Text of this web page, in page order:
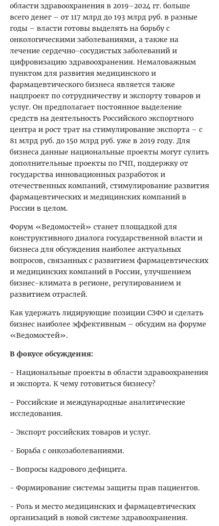
области здравоохранения в 2019–2024 гг. больше
всего денег – от 117 млрд до 193 млрд руб. в разные
годы – власти готовы выделять на борьбу с
онкологическими заболеваниями, а также на
лечение сердечно-сосудистых заболеваний и
цифровизацию здравоохранения. Немаловажным
пунктом для развития медицинского и
фармацевтического бизнеса является также
нацпроект по сотрудничеству и экспорту товаров и
услуг. Он предполагает постоянное выделение
средств на деятельность Российского экспортного
центра и рост трат на стимулирование экспорта – с
81 млрд руб. до 150 млрд руб. уже в 2019 году. Для
бизнеса данные национальные проекты могут сулить
дополнительные проекты по ГЧП, поддержку от
государства инновационных разработок и
отечественных компаний, стимулирование развития
фармацевтических и медицинских компаний в
России в целом.
Форум «Ведомостей» станет площадкой для
конструктивного диалога государственной власти и
бизнеса для обсуждения наиболее актуальных
вопросов, связанных с развитием фармацевтических
и медицинских компаний в России, улучшением
бизнес-климата в регионе, регулированием и
развитием отраслей.
Как удержать лидирующие позиции СЗФО и сделать
бизнес наиболее эффективным – обсудим на форуме
«Ведомостей».
В фокусе обсуждения:
- Национальные проекты в области здравоохранения
и экспорта. К чему готовиться бизнесу?
- Российские и международные аналитические
исследования.
- Экспорт российских товаров и услуг.
- Борьба с онкозаболеваниями.
- Вопросы кадрового дефицита.
- Формирование системы защиты прав пациентов.
- Роль и место медицинских и фармацевтических
организаций в новой системе здравоохранения.